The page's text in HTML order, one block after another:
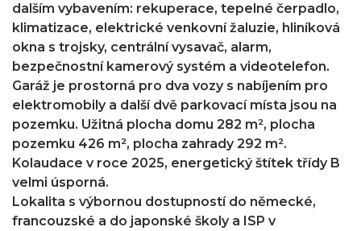
dalším vybavením: rekuperace, tepelné čerpadlo,
klimatizace, elektrické venkovní žaluzie, hliníková
okna s trojsky, centrální vysavač, alarm,
bezpečnostní kamerový systém a videotelefon.
Garáž je prostorná pro dva vozy s nabíjením pro
elektromobily a další dvě parkovací místa jsou na
pozemku. Užitná plocha domu 282 m², plocha
pozemku 426 m², plocha zahrady 292 m².
Kolaudace v roce 2025, energetický štítek třídy B
velmi úsporná.
Lokalita s výbornou dostupností do německé,
francouzské a do japonské školy a ISP v